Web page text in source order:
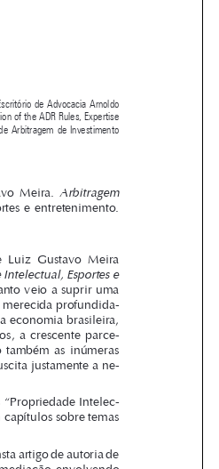



 












Meira
Esportes e
a suprir uma
profundida
brasileira,
parce-
as  inúmeras
a ne-
Intelec-
sobre temas
de autoria de
envolvendo
proprieda-
os primeiros
econômicas
e  distri-